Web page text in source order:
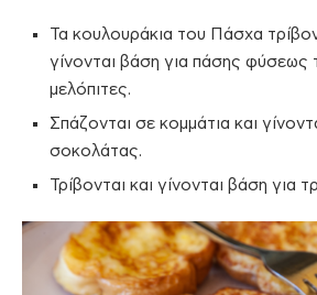
Τα κουλουράκια του Πάσχα
γίνονται βάση για πάσης φύσεως
μελόπιτες.
Σπάζονται σε κομμάτια και
σοκολάτας.
Τρίβονται και γίνονται βάση για